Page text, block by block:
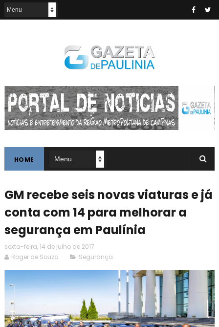
HOME
GM recebe seis novas viaturas e já
conta com 14 para melhorar a
segurança em Paulínia
sexta-feira, 14 de julho de 2017
Roger de Souza
Segurança